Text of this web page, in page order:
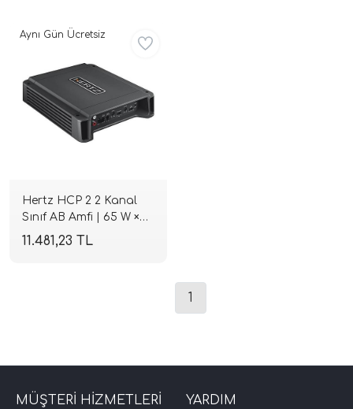
Hertz HCP 2 2 Kanal
Sınıf AB Amfi | 65 W ×2
@ 4 Ohm / 100 W ×2 @
2 Ohm | SPLHIFI
11.481,23 TL
Aynı Gün Ücretsiz
1
MÜŞTERİ HİZMETLERİ YARDIM